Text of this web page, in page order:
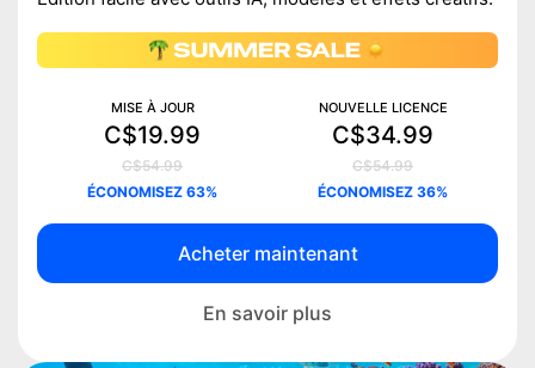
MISE À JOUR
C$19.99
C$54.99
ÉCONOMISEZ 63%
NOUVELLE LICENCE
C$34.99
C$54.99
ÉCONOMISEZ 36%
Acheter maintenant
En savoir plus